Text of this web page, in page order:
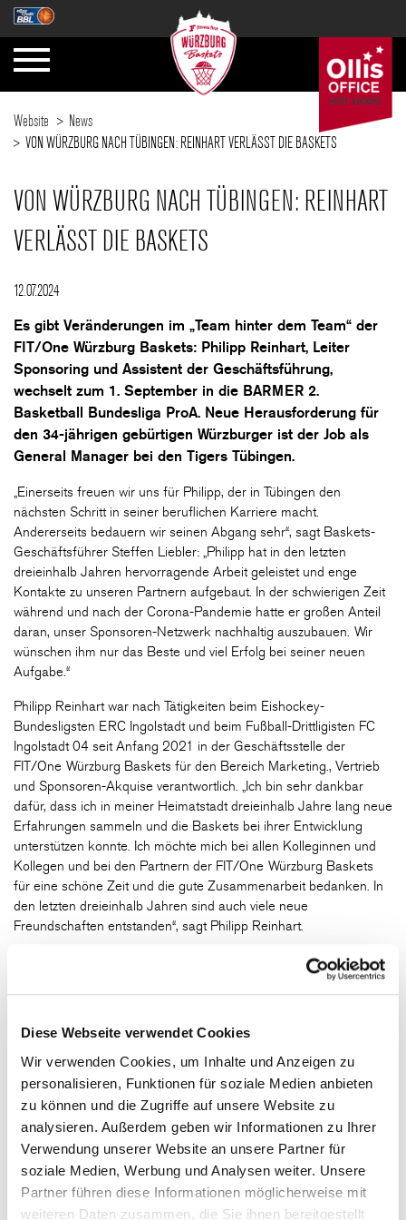
Diese Webseite verwendet Cookies
Wir verwenden Cookies, um Inhalte und Anzeigen zu
personalisieren, Funktionen für soziale Medien anbieten
zu können und die Zugriffe auf unsere Website zu
analysieren. Außerdem geben wir Informationen zu Ihrer
Verwendung unserer Website an unsere Partner für
soziale Medien, Werbung und Analysen weiter. Unsere
Partner führen diese Informationen möglicherweise mit
weiteren Daten zusammen, die Sie ihnen bereitgestellt
Website
News
VON WÜRZBURG NACH TÜBINGEN: REINHART VERLÄSST DIE BASKETS
VON WÜRZBURG NACH TÜBINGEN: REINHART
VERLÄSST DIE BASKETS
12.07.2024
Es gibt Veränderungen im „Team hinter dem Team“ der
FIT/One Würzburg Baskets: Philipp Reinhart, Leiter
Sponsoring und Assistent der Geschäftsführung,
wechselt zum 1. September in die BARMER 2.
Basketball Bundesliga ProA. Neue Herausforderung für
den 34-jährigen gebürtigen Würzburger ist der Job als
General Manager bei den Tigers Tübingen.
„Einerseits freuen wir uns für Philipp, der in Tübingen den
nächsten Schritt in seiner beruflichen Karriere macht.
Andererseits bedauern wir seinen Abgang sehr“, sagt Baskets-
Geschäftsführer Steffen Liebler: „Philipp hat in den letzten
dreieinhalb Jahren hervorragende Arbeit geleistet und enge
Kontakte zu unseren Partnern aufgebaut. In der schwierigen Zeit
während und nach der Corona-Pandemie hatte er großen Anteil
daran, unser Sponsoren-Netzwerk nachhaltig auszubauen. Wir
wünschen ihm nur das Beste und viel Erfolg bei seiner neuen
Aufgabe.“
Philipp Reinhart war nach Tätigkeiten beim Eishockey-
Bundesligsten ERC Ingolstadt und beim Fußball-Drittligisten FC
Ingolstadt 04 seit Anfang 2021 in der Geschäftsstelle der
FIT/One Würzburg Baskets für den Bereich Marketing., Vertrieb
und Sponsoren-Akquise verantwortlich. „Ich bin sehr dankbar
dafür, dass ich in meiner Heimatstadt dreieinhalb Jahre lang neue
Erfahrungen sammeln und die Baskets bei ihrer Entwicklung
unterstützen konnte. Ich möchte mich bei allen Kolleginnen und
Kollegen und bei den Partnern der FIT/One Würzburg Baskets
für eine schöne Zeit und die gute Zusammenarbeit bedanken. In
den letzten dreieinhalb Jahren sind auch viele neue
Freundschaften entstanden“, sagt Philipp Reinhart.
Hannah Ugrai kehrt zurück in die Heimat
bekanntes Gesicht willkommen heißen: Hannah Ugrai kehrt
zurück in die Heimat und kümmert sich ab dem 1. August um die
Themen Marketing und Vertrieb. Die Schwester von Max Ugrai
sammelte in der Saison 2014/2015 als Praktikantin in der
Baskets-Geschäftsstelle erste Erfahrungen im Profi-Basketball
und bei den Heimspielen auch am Kampfgericht im Einsatz.
2021 begann sie ihre Tätigkeit in der Geschäftsstelle des
damaligen easyCredit BBL-Aufsteigers MLP Academics
Heidelberg,für den sie drei Jahre lang den Bereich Marketing